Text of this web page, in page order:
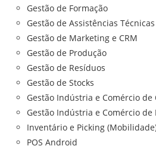
Gestão de Formação
Gestão de Assistências Técnicas
Gestão de Marketing e CRM
Gestão de Produção
Gestão de Resíduos
Gestão de Stocks
Gestão Indústria e Comércio de
Gestão Indústria e Comércio de
Inventário e Picking
POS Android